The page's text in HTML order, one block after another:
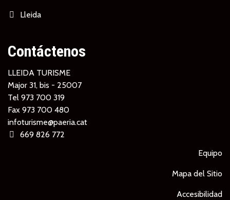
Lleida
Contáctenos
LLEIDA TURISME
Major 31, bis - 25007
Tel 973 700 319
Fax 973 700 480
infoturisme@paeria.cat
669 826 772
Equipo
Mapa del Sitio
Accesibilidad